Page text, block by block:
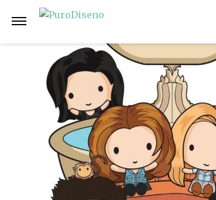
Anterior Siguiente